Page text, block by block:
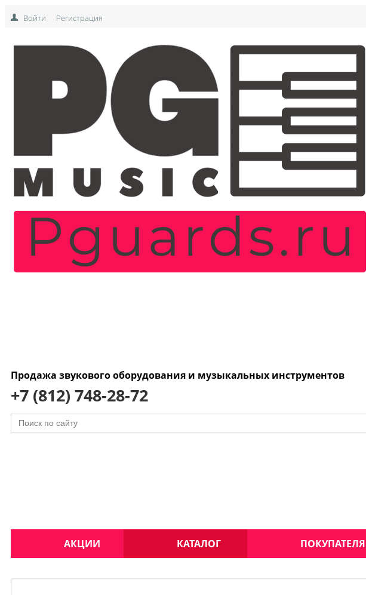
Войти Регистрация
Продажа звукового оборудования и музыкальных инструментов
+7 (812) 748-28-72
АКЦИИ КАТАЛОГ